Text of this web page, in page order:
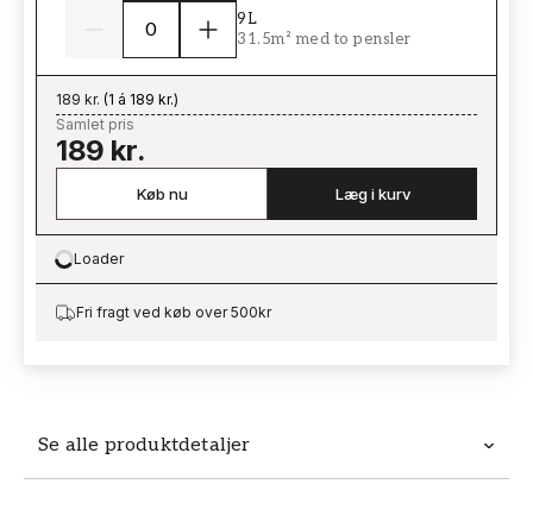
Se alle produktdetaljer
9L
31.5m² med to pensler
189 kr. (1 á 189 kr.)
Samlet pris
189 kr.
Køb nu Læg i kurv
Loading…
Loader
Fri fragt ved køb over 500kr